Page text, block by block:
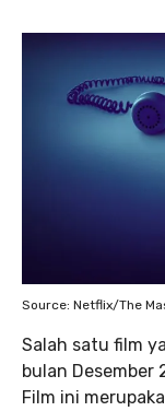
Source: Netflix/The
Salah satu film
bulan Desember
Film ini